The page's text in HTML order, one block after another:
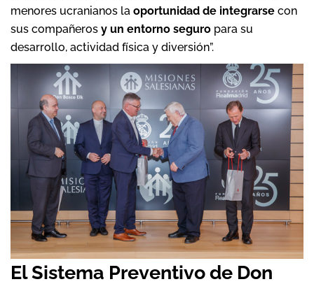
menores ucranianos la oportunidad de integrarse con
sus compañeros y un entorno seguro para su
desarrollo, actividad física y diversión”.
El Sistema Preventivo de Don